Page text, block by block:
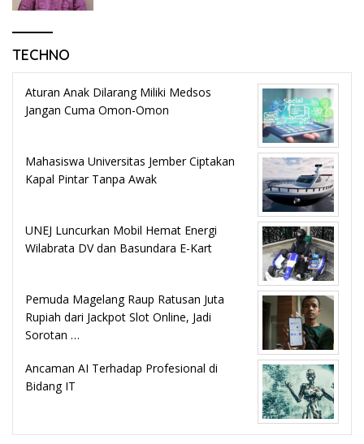
TECHNO
Aturan Anak Dilarang Miliki Medsos
Jangan Cuma Omon-Omon
Mahasiswa Universitas Jember Ciptakan
Kapal Pintar Tanpa Awak
UNEJ Luncurkan Mobil Hemat Energi
Wilabrata DV dan Basundara E-Kart
Pemuda Magelang Raup Ratusan Juta
Rupiah dari Jackpot Slot Online, Jadi
Sorotan …
Ancaman AI Terhadap Profesional di
Bidang IT